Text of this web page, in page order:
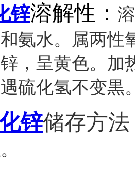
锌溶解性：
氨水。属两性
，呈黄色。加
硫化氢不变黒
锌储存方法